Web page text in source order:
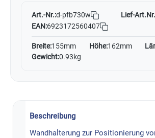
Art.-Nr.:d-pfb730w Lief-
EAN:6923172560407
Breite:155mm Höhe:162mm
Gewicht:0.93kg
Beschreibung
Wandhalterung zur Positionierung